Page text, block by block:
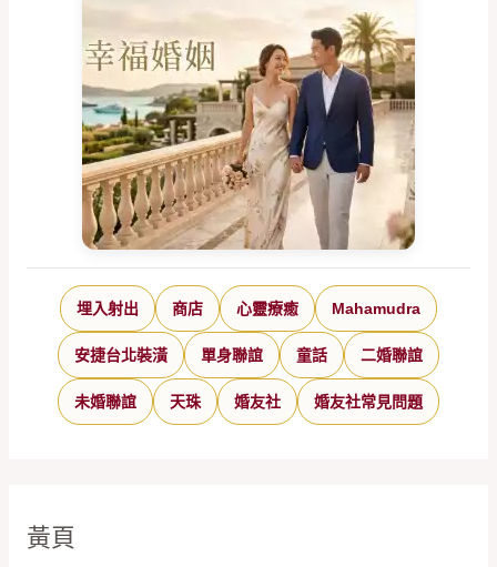
埋入射出 商店 心靈療癒 Mahamudra
安捷台北裝潢 單身聯誼 童話 二婚聯誼
未婚聯誼 天珠 婚友社 婚友社常見問題
黃頁